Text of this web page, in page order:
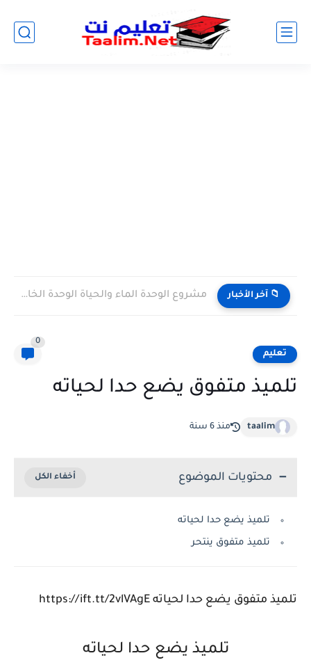
📁 آخر الأخبار مشروع الوحدة الماء والحياة الوحدة الخامسة المستوى الثالث projet de...
تعليم
0
تلميذ متفوق يضع حدا لحياته
taalim منذ 6 سنة
محتويات الموضوع
تلميذ يضع حدا لحياته
تلميذ متفوق ينتحر
تلميذ متفوق يضع حدا لحياته https://ift.tt/2vlVAgE
تلميذ يضع حدا لحياته